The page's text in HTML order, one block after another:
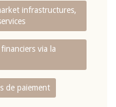
infrastructures,
via la
de paiement